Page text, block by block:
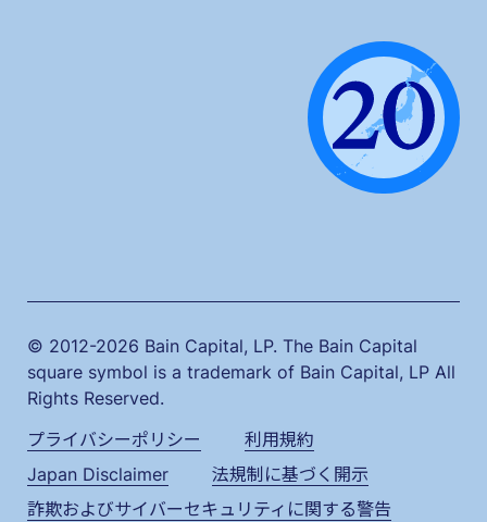
© 2012-2026 Bain Capital, LP. The Bain Capital
square symbol is a trademark of Bain Capital, LP All
Rights Reserved.
プライバシーポリシー
利用規約
Japan Disclaimer
法規制に基づく開示
詐欺およびサイバーセキュリティに関する警告